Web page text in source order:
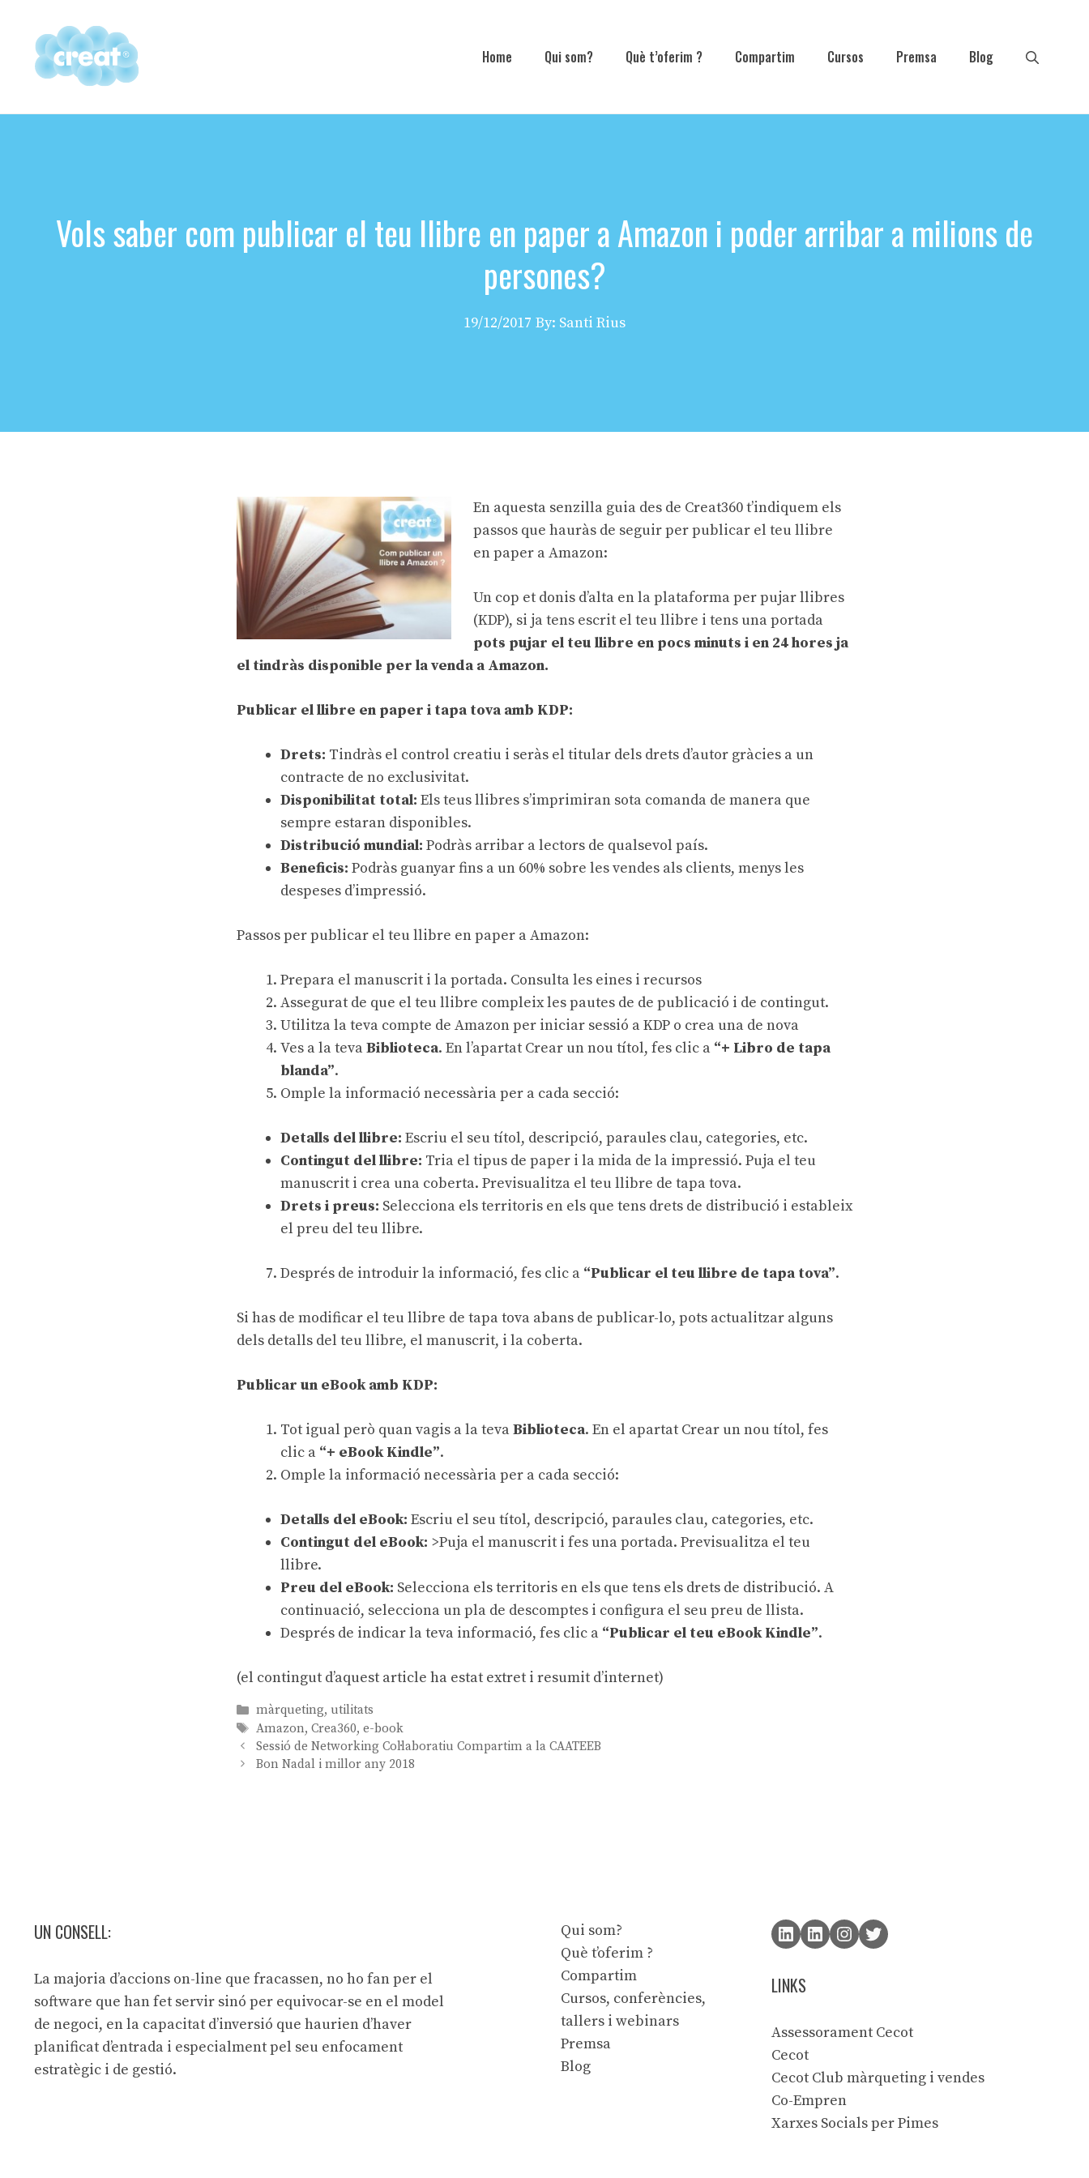
contingut
Home Qui som? Què t’oferim ? Compartim Cursos Premsa Blog
Vols saber com publicar el teu llibre en paper a Amazon i poder arribar a milions de
persones?
19/12/2017 By: Santi Rius
En aquesta senzilla guia des de Creat360 t’indiquem els
passos que hauràs de seguir per publicar el teu llibre
en paper a Amazon:
Un cop et donis d’alta en la plataforma per pujar llibres
(KDP), si ja tens escrit el teu llibre i tens una portada
pots pujar el teu llibre en pocs minuts i en 24 hores ja
el tindràs disponible per la venda a Amazon.
Publicar el llibre en paper i tapa tova amb KDP:
Drets: Tindràs el control creatiu i seràs el titular dels drets d’autor gràcies a un
contracte de no exclusivitat.
Disponibilitat total: Els teus llibres s’imprimiran sota comanda de manera que
sempre estaran disponibles.
Distribució mundial: Podràs arribar a lectors de qualsevol país.
Beneficis: Podràs guanyar fins a un 60% sobre les vendes als clients, menys les
despeses d’impressió.
Passos per publicar el teu llibre en paper a Amazon:
Prepara el manuscrit i la portada. Consulta les eines i recursos
Assegurat de que el teu llibre compleix les pautes de de publicació i de contingut.
Utilitza la teva compte de Amazon per iniciar sessió a KDP o crea una de nova
Ves a la tevaBiblioteca. En l’apartat Crear un nou títol, fes clic a “+ Libro de tapa
blanda”.
Omple la informació necessària per a cada secció:
Detalls del llibre: Escriu el seu títol, descripció, paraules clau, categories, etc.
Contingut del llibre: Tria el tipus de paper i la mida de la impressió. Puja el teu
manuscrit i crea una coberta. Previsualitza el teu llibre de tapa tova.
Drets i preus: Selecciona els territoris en els que tens drets de distribució i estableix
el preu del teu llibre.
Després de introduir la informació, fes clic a “Publicar el teu llibre de tapa tova”.
Si has de modificar el teu llibre de tapa tova abans de publicar-lo, pots actualitzar alguns
dels detalls del teu llibre, el manuscrit, i la coberta.
Publicar un eBook amb KDP:
Tot igual però quan vagis a la tevaBiblioteca. En el apartat Crear un nou títol, fes
clic a “+ eBook Kindle”.
Omple la informació necessària per a cada secció:
Detalls del eBook: Escriu el seu títol, descripció, paraules clau, categories, etc.
Contingut del eBook: >Puja el manuscrit i fes una portada. Previsualitza el teu
llibre.
Preu del eBook: Selecciona els territoris en els que tens els drets de distribució. A
continuació, selecciona un pla de descomptes i configura el seu preu de llista.
Després de indicar la teva informació, fes clic a “Publicar el teu eBook Kindle”.
(el contingut d’aquest article ha estat extret i resumit d’internet)
Categories
màrqueting,utilitats
Etiquetes
Amazon,Crea360,e-book
Navegació
per
Sessió de Networking Col·laboratiu Compartim a la CAATEEB
Bon Nadal i millor any 2018
UN CONSELL:
La majoria d’accions on-line que fracassen, no ho fan per el
software que han fet servir sinó per equivocar-se en el model
de negoci, en la capacitat d’inversió que haurien d’haver
planificat d’entrada i especialment pel seu enfocament
estratègic i de gestió.
Qui som?
Què t’oferim ?
Compartim
Cursos, conferències,
tallers i webinars
Premsa
Blog
LINKS
Assessorament Cecot
Cecot
Cecot Club màrqueting i vendes
Co-Empren
Xarxes Socials per Pimes